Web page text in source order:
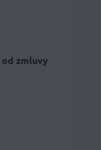
zmluvy